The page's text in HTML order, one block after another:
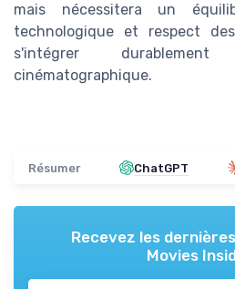
mais nécessitera un
technologique et respect
s'intégrer
cinématographique.
Résumer ChatGPT
Recevez les
Movies